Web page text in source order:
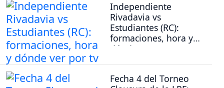
Independiente
Rivadavia vs
Estudiantes (RC):
formaciones, hora y
dónde ver por tv
Fecha 4 del Torneo